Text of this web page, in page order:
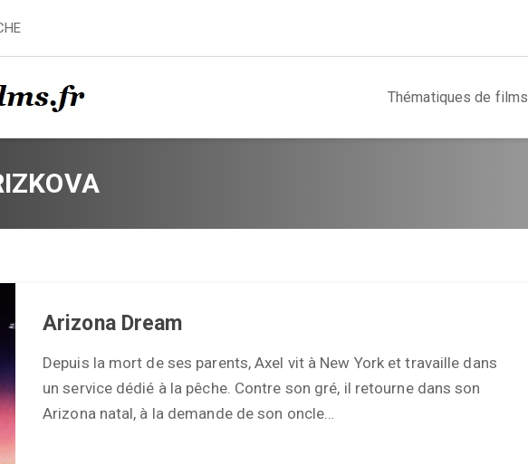
Thématiques de films
Arizona Dream
Depuis la mort de ses parents, Axel vit à New York et travaille dans
un service dédié à la pêche. Contre son gré, il retourne dans son
Arizona natal, à la demande de son oncle…